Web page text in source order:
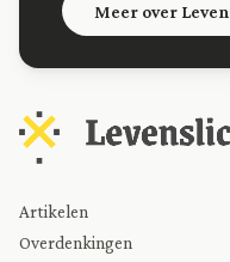
Meer over
Artikelen
Overdenkingen